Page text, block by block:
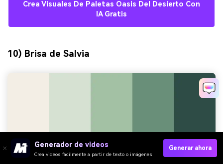
Crea Visuales De Paletas Oasis Del Desierto Con
IA Gratis
10) Brisa de Salvia
Generador de videos
Crea videos fácilmente a partir de texto o imágenes
Generar ahora